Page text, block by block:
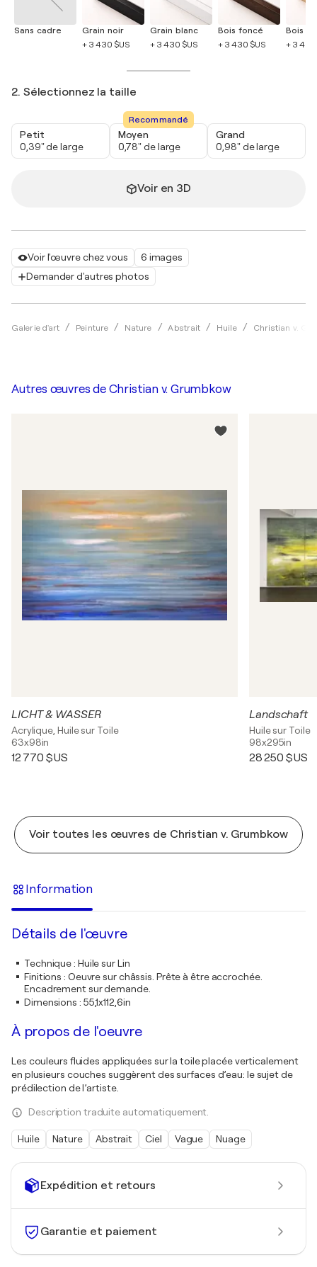
Voir l'œuvre chez vous
6 images
Demander d'autres photos
Galerie d'art Peinture Nature Abstrait Huile Christian v.
Sans cadre
Grain noir
+ 3 430 $US
Grain blanc
+ 3 430 $US
Bois foncé
+ 3 430 $US
Bois
+ 3 430
2. Sélectionnez la taille
Petit
0,39" de large
Recommandé
Moyen
0,78" de large
Grand
0,98" de large
Voir en 3D
Expédition et retours
Garantie et paiement
Autres œuvres de Christian v. Grumbkow
LICHT & WASSER
Acrylique, Huile sur Toile
63x98in
12 770 $US
Landschaft
Huile sur Toile
98x295in
28 250 $US
Voir toutes les œuvres de Christian v. Grumbkow
Information
Détails de l'œuvre
Technique: Huile sur Lin
Finitions : Oeuvre sur châssis. Prête à être accrochée.
Encadrement sur demande.
Dimensions : 55,1x112,6in
À propos de l'oeuvre
Les couleurs fluides appliquées sur la toile placée verticalement
en plusieurs couches suggèrent des surfaces d’eau: le sujet de
prédilection de l’artiste.
Description traduite automatiquement.
Huile Nature Abstrait Ciel Vague Nuage